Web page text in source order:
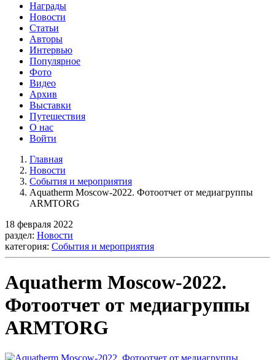
Награды
Новости
Статьи
Авторы
Интервью
Популярное
Фото
Видео
Архив
Выставки
Путешествия
О нас
Войти
Главная
Новости
События и мероприятия
Aquatherm Moscow-2022. Фотоотчет от медиагруппы
ARMTORG
18 февраля 2022
раздел: Новости
категория: События и мероприятия
Aquatherm Moscow-2022.
Фотоотчет от медиагруппы
ARMTORG